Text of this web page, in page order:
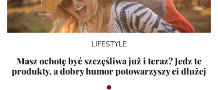
LIFESTYLE
Masz ochotę być szczęśliwa już i teraz? Jedz te
produkty, a dobry humor potowarzyszy ci dłużej